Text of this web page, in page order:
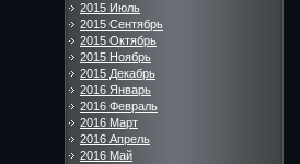
2015 Июль
2015 Сентябрь
2015 Октябрь
2015 Ноябрь
2015 Декабрь
2016 Январь
2016 Февраль
2016 Март
2016 Апрель
2016 Май